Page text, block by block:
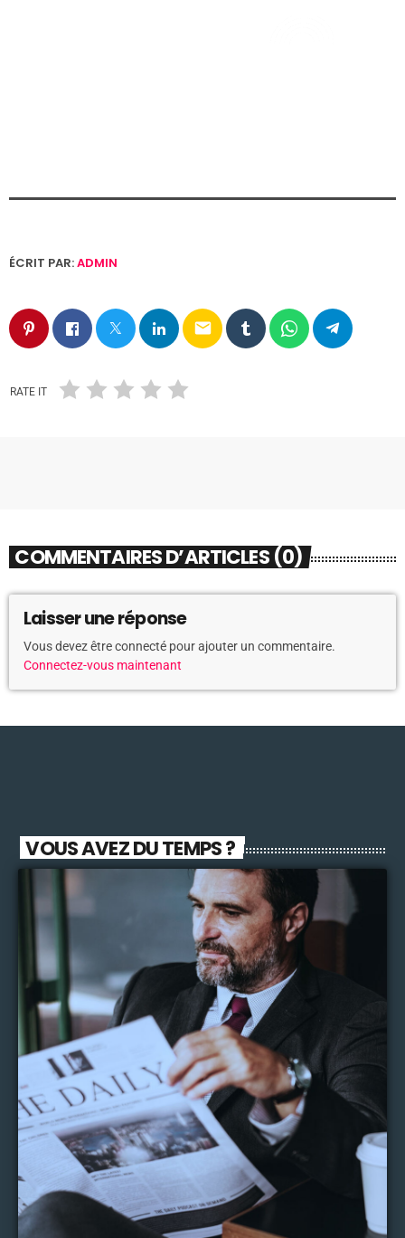
ÉCRIT PAR:ADMIN
email
RATE IT
COMMENTAIRES D’ARTICLES (0)
Laisser une réponse
Vous devez être connecté pour ajouter un commentaire.
Connectez-vous maintenant
VOUS AVEZ DU TEMPS ?